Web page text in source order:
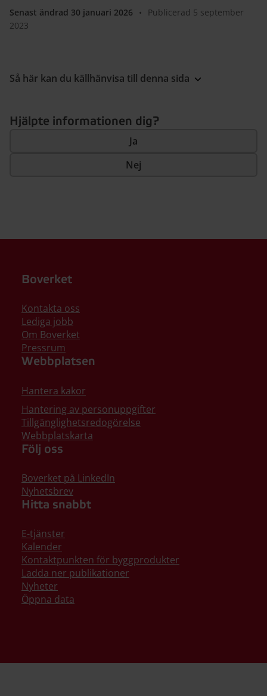
Senast ändrad 30 januari 2026 •
Publicerad 5 september
2023
Så här kan du källhänvisa till denna sida
Hjälpte informationen dig?
Ja
Nej
Boverket
Kontakta oss
Lediga jobb
Om Boverket
Pressrum
Webbplatsen
Hantera kakor
Hantering av personuppgifter
Tillgänglighetsredogörelse
Webbplatskarta
Följ oss
Boverket på LinkedIn
Nyhetsbrev
Hitta snabbt
E-tjänster
Kalender
Kontaktpunkten för byggprodukter
Ladda ner publikationer
Nyheter
Öppna data